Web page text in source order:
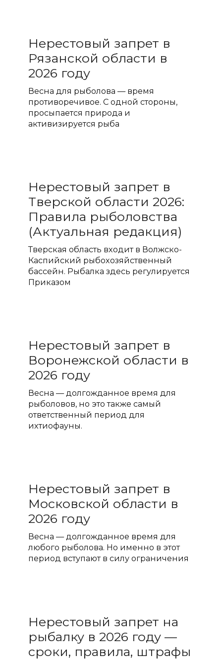
Нерестовый запрет в
Рязанской области в
2026 году
Весна для рыболова — время
противоречивое. С одной стороны,
просыпается природа и
активизируется рыба
Нерестовый запрет в
Тверской области 2026:
Правила рыболовства
(Актуальная редакция)
Тверская область входит в Волжско-
Каспийский рыбохозяйственный
бассейн. Рыбалка здесь регулируется
Приказом
Нерестовый запрет в
Воронежской области в
2026 году
Весна — долгожданное время для
рыболовов, но это также самый
ответственный период для
ихтиофауны.
Нерестовый запрет в
Московской области в
2026 году
Весна — долгожданное время для
любого рыболова. Но именно в этот
период вступают в силу ограничения
Нерестовый запрет на
рыбалку в 2026 году —
сроки, правила, штрафы